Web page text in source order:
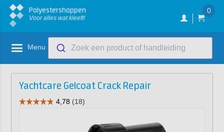
Polyestershoppen
Voor alles wat kleeft!
0
Menu Zoek een product of handleiding
Yachtcare Gelcoat Crack Repair